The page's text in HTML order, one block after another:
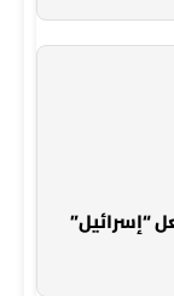
“إسرائيل”